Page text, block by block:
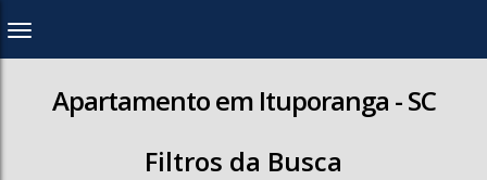
Apartamento em Ituporanga - SC
Filtros da Busca